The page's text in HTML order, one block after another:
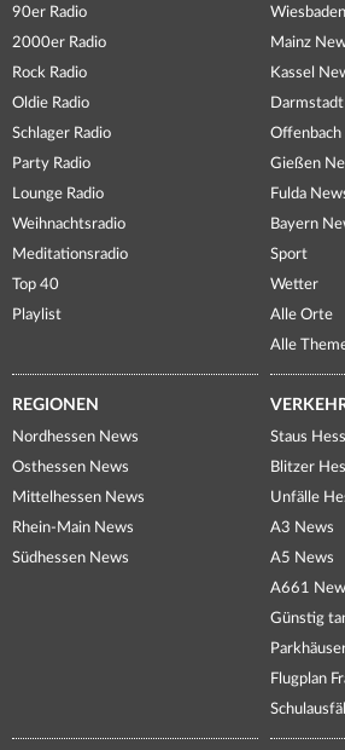
90er Radio
2000er Radio
Rock Radio
Oldie Radio
Schlager Radio
Party Radio
Lounge Radio
Weihnachtsradio
Meditationsradio
Top 40
Playlist
Mainz
Kassel
Offenbach
Gießen
Fulda
Bayern
Sport
Wetter
Alle Orte
Alle
REGIONEN
Nordhessen News
Osthessen News
Mittelhessen News
Rhein-Main News
Südhessen News
Staus
Blitzer
Unfälle
A3 News
A5 News
A661
Günstig
Flugplan